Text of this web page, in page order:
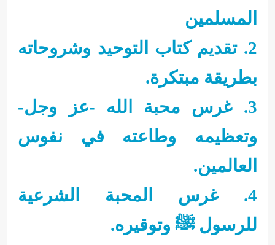
المسلمين
2. تقديم كتاب التوحيد وشروحاته
بطريقة مبتكرة.
3. غرس محبة الله -عز وجل-
وتعظيمه وطاعته في نفوس
العالمين.
4. غرس المحبة الشرعية
للرسول ﷺ وتوقيره.